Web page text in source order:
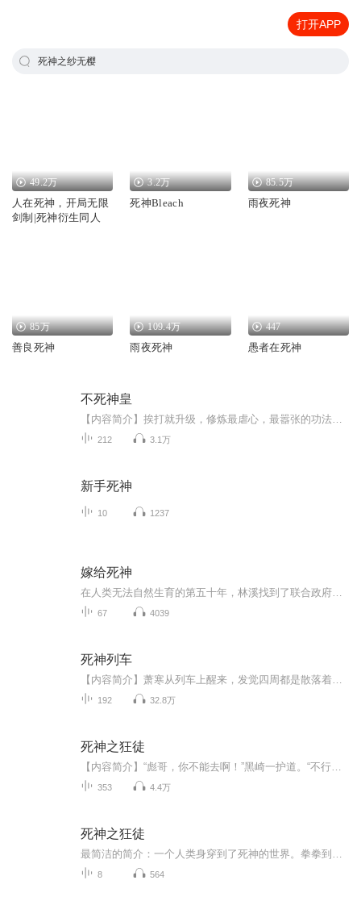
打开APP
死神之纱无樱
49.2万
人在死神，开局无限
剑制|死神衍生同人
3.2万
死神Bleach
85.5万
雨夜死神
85万
善良死神
109.4万
雨夜死神
447
愚者在死神
不死神皇
212 3.1万
新手死神
10 1237
嫁给死神
67 4039
死神列车
192 32.8万
死神之狂徒
353 4.4万
死神之狂徒
8 564